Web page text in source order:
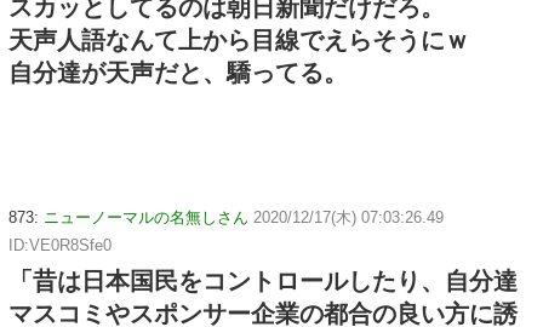
スカッとしてるのは朝日新聞だけだろ。
天声人語なんて上から目線でえらそうにｗ
自分達が天声だと、驕ってる。
873: ニューノーマルの名無しさん 2020/12/17(木) 07:03:26.49
ID:VE0R8Sfe0
「昔は日本国民をコントロールしたり、自分達
マスコミやスポンサー企業の都合の良い方に誘